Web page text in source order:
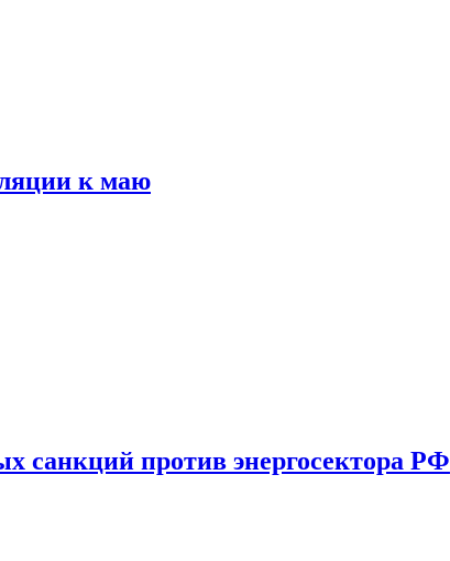
к маю
санкций против энергосектора РФ